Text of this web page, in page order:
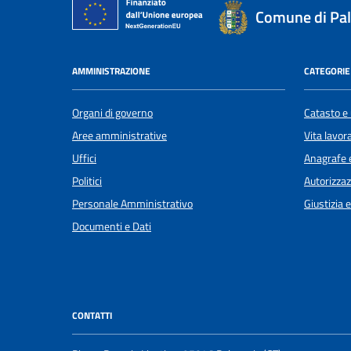
Comune di
AMMINISTRAZIONE
Organi di governo
Aree amministrative
Uffici
Politici
Personale Amministrativo
Documenti e Dati
Catasto
Vita
Anagrafe
Giustizia
CONTATTI